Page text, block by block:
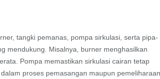
tangki pemanas, pompa sirkulasi, serta pipa-
mendukung. Misalnya, burner menghasilkan
Pompa memastikan sirkulasi cairan tetap
proses pemasangan maupun